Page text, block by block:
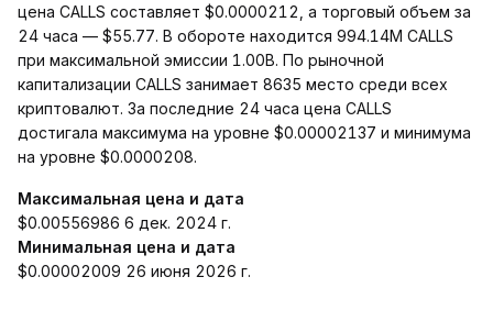
цена CALLS составляет $0.0000212, а торговый объем за
24 часа — $55.77. В обороте находится 994.14M CALLS
при максимальной эмиссии 1.00B. По рыночной
капитализации CALLS занимает 8635 место среди всех
криптовалют. За последние 24 часа цена CALLS
достигала максимума на уровне $0.00002137 и минимума
на уровне $0.0000208.
Максимальная цена и дата
$0.00556986 6 дек. 2024 г.
Минимальная цена и дата
$0.00002009 26 июня 2026 г.